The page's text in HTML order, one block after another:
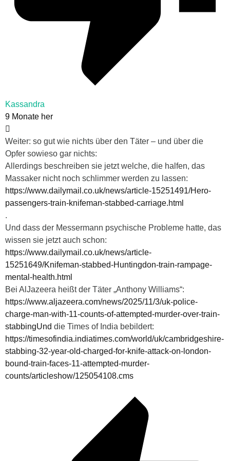
Kassandra
9 Monate her
Weiter: so gut wie nichts über den Täter – und über die
Opfer sowieso gar nichts:
Allerdings beschreiben sie jetzt welche, die halfen, das
Massaker nicht noch schlimmer werden zu lassen:
https://www.dailymail.co.uk/news/article-15251491/Hero-
passengers-train-knifeman-stabbed-carriage.html
.
Und dass der Messermann psychische Probleme hatte, das
wissen sie jetzt auch schon:
https://www.dailymail.co.uk/news/article-
15251649/Knifeman-stabbed-Huntingdon-train-rampage-
mental-health.html
Bei AlJazeera heißt der Täter „Anthony Williams“:
https://www.aljazeera.com/news/2025/11/3/uk-police-
charge-man-with-11-counts-of-attempted-murder-over-train-
stabbingUnd die Times of India bebildert:
https://timesofindia.indiatimes.com/world/uk/cambridgeshire-
stabbing-32-year-old-charged-for-knife-attack-on-london-
bound-train-faces-11-attempted-murder-
counts/articleshow/125054108.cms